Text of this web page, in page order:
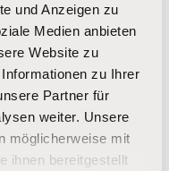
und Anzeigen zu
Medien anbieten
Website zu
zu Ihrer
Partner für
weiter. Unsere
möglicherweise mit
ihnen bereitgestellt